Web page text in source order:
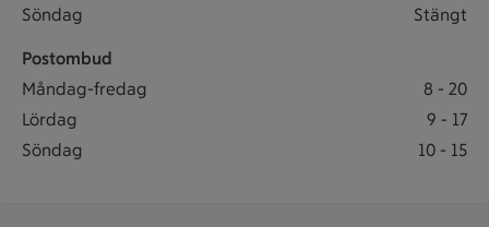
Fiskdisk stängt Söndag
Söndag Stängt
Postombud
Postombud öppet: Måndag-fredag 8 till 20
Måndag-fredag 8 - 20
Postombud öppet: Lördag 9 till 17
Lördag 9 - 17
Postombud öppet: Söndag 10 till 15
Söndag 10 - 15